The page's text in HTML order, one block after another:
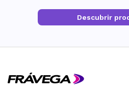
Descubrir